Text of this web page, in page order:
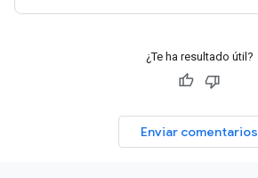
¿Te ha resultado útil?
Enviar comentarios